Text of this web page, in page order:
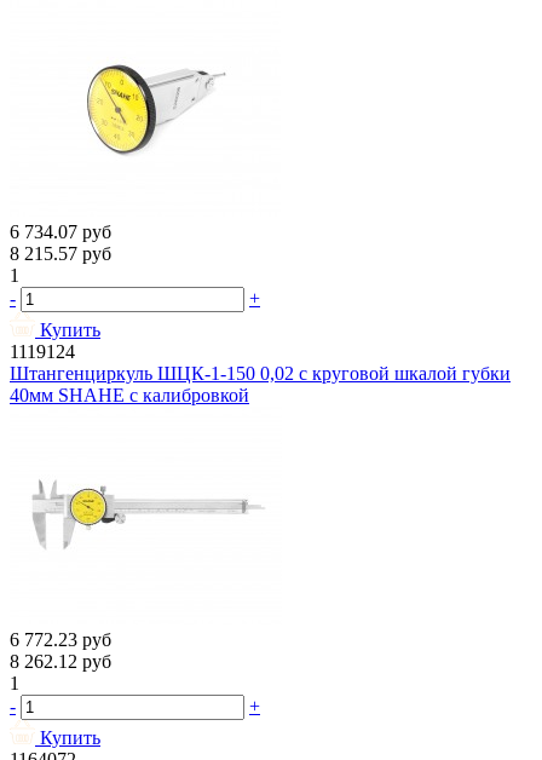
6 734.07 руб
8 215.57 руб
1
-
+
Купить
1119124
Штангенциркуль ШЦК-1-150 0,02 с круговой шкалой губки
40мм SHAHE с калибровкой
6 772.23 руб
8 262.12 руб
1
-
+
Купить